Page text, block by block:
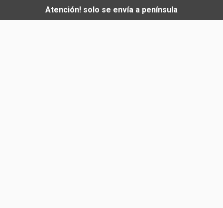
Atención! solo se envía a península